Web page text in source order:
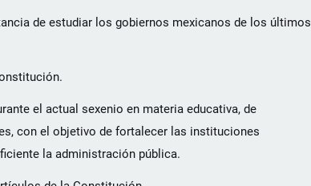
de estudiar los gobiernos mexicanos de los últimos
el actual sexenio en materia educativa, de
con el objetivo de fortalecer las instituciones
la administración pública.